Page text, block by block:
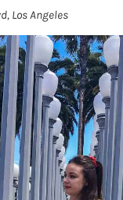
Los Angeles